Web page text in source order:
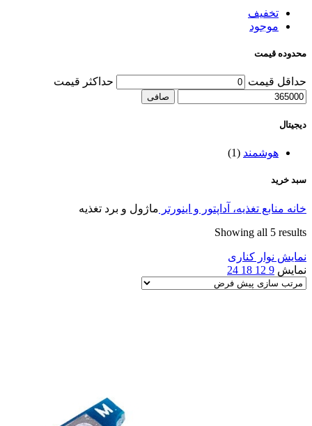
تخفیف
موجود
محدوده قیمت
حداقل قیمت حداكثر قيمت
صافی
دیجیتال
هوشمند (1)
سبد خرید
خانه منابع تغذیه، آداپتور و اینورتر ماژول و برد تغذیه
Showing all 5 results
نمایش نوار کناری
نمایش 9
12
18
24